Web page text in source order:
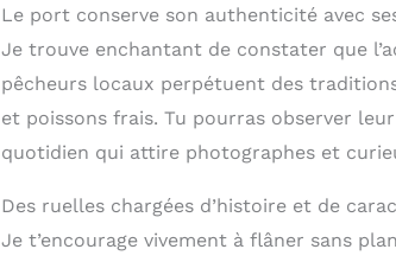
Le port conserve son authenticité avec
Je trouve enchantant de constater que
pêcheurs locaux perpétuent des
et poissons frais. Tu pourras observer
quotidien qui attire photographes et
Des ruelles chargées d’histoire et de
Je t’encourage vivement à flâner sans